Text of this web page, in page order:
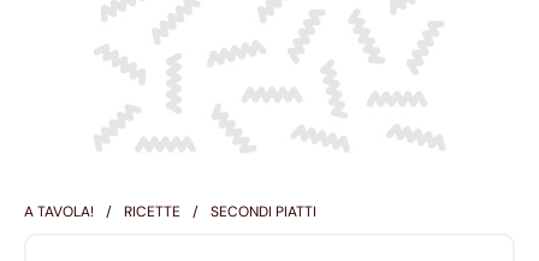
A TAVOLA! RICETTE SECONDI PIATTI